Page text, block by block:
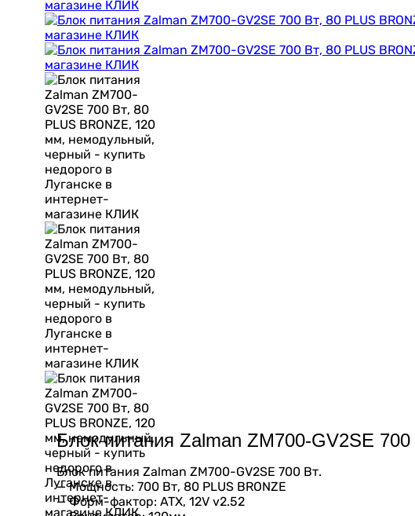
Блок питания Zalman ZM700-GV2SE
Блок питания Zalman ZM700-GV2SE 700 Вт.
— Мощность: 700 Вт, 80 PLUS BRONZE
— Форм-фактор: ATX, 12V v2.52